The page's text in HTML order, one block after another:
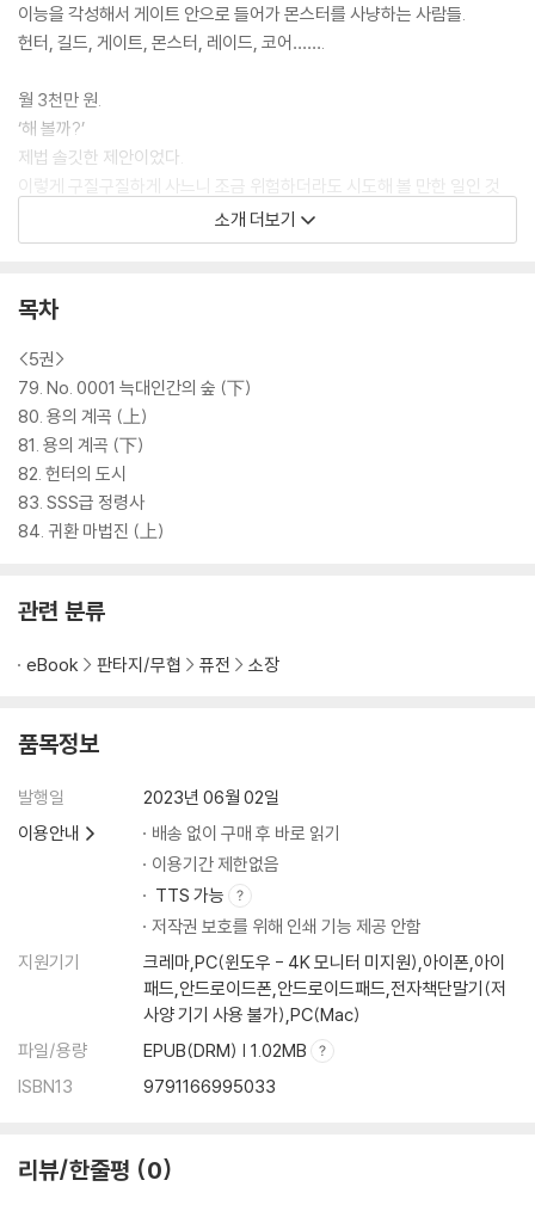
이능을 각성해서 게이트 안으로 들어가 몬스터를 사냥하는 사람들.
헌터, 길드, 게이트, 몬스터, 레이드, 코어…….
월 3천만 원.
‘해 볼까?’
제법 솔깃한 제안이었다.
이렇게 구질구질하게 사느니 조금 위험하더라도 시도해 볼 만한 일인 것
누군가 그렇지 않았는가.
새로운 일을 시작하는 용기 속에 기적과 행운이 숨어 있다고.
소개 더보기
목차
<5권>
79. No. 0001 늑대인간의 숲 (下)
80. 용의 계곡 (上)
81. 용의 계곡 (下)
82. 헌터의 도시
83. SSS급 정령사
84. 귀환 마법진 (上)
관련 분류
eBook 판타지/무협 퓨전 소장
품목정보
발행일
2023년 06월 02일
이용안내
배송 없이 구매 후 바로 읽기
이용기간 제한없음
TTS 가능
저작권 보호를 위해 인쇄 기능 제공 안함
지원기기
크레마,PC(윈도우 - 4K 모니터 미지원),아이폰,아이
패드,안드로이드폰,안드로이드패드,전자책단말기(저
사양 기기 사용 불가),PC(Mac)
파일/용량
EPUB(DRM) | 1.02MB
ISBN13
9791166995033
리뷰/한줄평 0